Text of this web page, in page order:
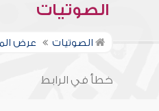
الصوتيات
الصوتيات عرض
خطأ في الرابط